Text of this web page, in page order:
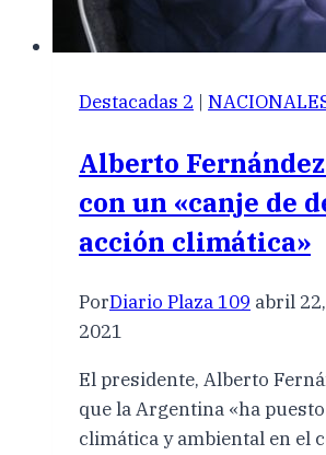
Destacadas 2 |
Alberto
con un «canje de
acción climática»
PorDiario Plaza 109 abril
2021
El presidente, Alberto
que la Argentina «ha
climática y ambiental en el